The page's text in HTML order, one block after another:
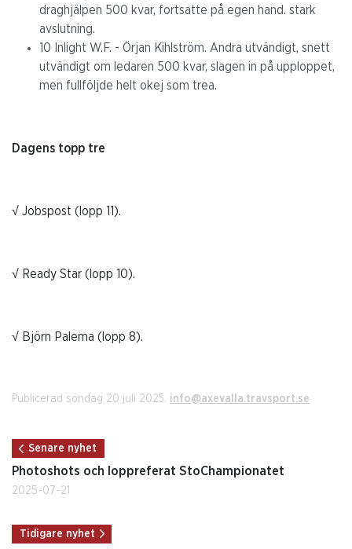
draghjälpen 500 kvar, fortsatte på egen hand. stark
avslutning.
10 Inlight W.F. - Örjan Kihlström. Andra utvändigt, snett
utvändigt om ledaren 500 kvar, slagen in på upploppet,
men fullföljde helt okej som trea.
Dagens topp tre
√ Jobspost (lopp 11).
√ Ready Star (lopp 10).
√ Björn Palema (lopp 8).
Publicerad söndag 20 juli 2025. info@axevalla.travsport.se
Senare nyhet
Photoshots och loppreferat StoChampionatet
2025-07-21
Tidigare nyhet